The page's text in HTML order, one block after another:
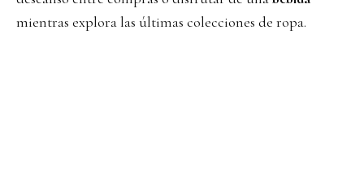
mientras explora las últimas colecciones de ropa.